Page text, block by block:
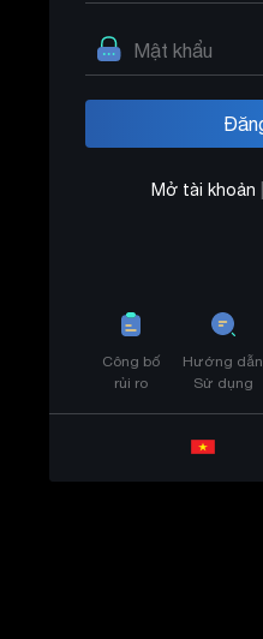
Mở tài khoản
Công bố
rủi ro
Hướng dẫn
Sử dụng